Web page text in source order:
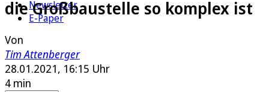
Newsletter
E-Paper
die Großbaustelle so komplex ist
Von
Tim Attenberger
28.01.2021, 16:15 Uhr
4 min